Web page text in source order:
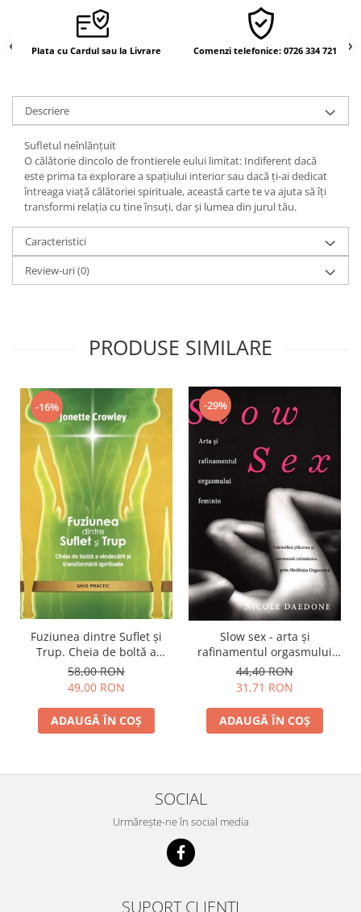
Seria Masaru Emoto
Inspiraţie divină
Viaţa de după moarte
Cristale
Supă de pui pentru suflet
Yoga
Spiritualitate şi ştiinţă
Fără categorie
Plata cu Cardul sau la Livrare Comenzi telefonice: 0726 334 721
Descriere
Sufletul neînlănţuit
O călătorie dincolo de frontierele eului limitat: Indiferent dacă
este prima ta explorare a spaţiului interior sau dacă ţi-ai dedicat
întreaga viaţă călătoriei spirituale, această carte te va ajuta să îţi
transformi relaţia cu tine însuţi, dar şi lumea din jurul tău.
Caracteristici
Review-uri(0)
PRODUSE SIMILARE
-16%
Fuziunea dintre Suflet și
Trup. Cheia de boltă a
vindecării și transformării
spirituale
58,00 RON
49,00 RON
ADAUGĂ ÎN COȘ
-29%
Slow sex - arta şi
rafinamentul orgasmului
feminin
44,40 RON
31,71 RON
ADAUGĂ ÎN COȘ
SOCIAL
Urmărește-ne în social media
SUPORT CLIENȚI